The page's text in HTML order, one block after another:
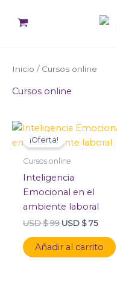
Inicio / Cursos online
Cursos online
¡Oferta!
Cursos online
Inteligencia
Emocional en el
ambiente laboral
USD $99
El
original
era:
USD
$ 99.
USD $75
El
actual
Añadir al carrito